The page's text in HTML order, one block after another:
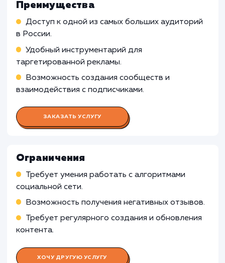
Организация и проведение рекламных
Взаимодействие с аудиторией, обработка
отзывов и жалоб
Проведение активностей и конкурсов для
привлечения и удержания аудитории
Работа Дизайнера
Работа Контент-менеджера
Работа Таргетолога
Работа Аналитика